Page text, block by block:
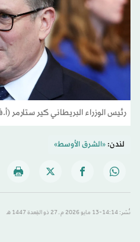
رئيس الوزراء البريطاني كير ستارمر
لندن:«الشرق الأوسط»
نُشر: 14:14-13 مايو 2026 م ـ 27 ذو القِعدة 1447 هـ